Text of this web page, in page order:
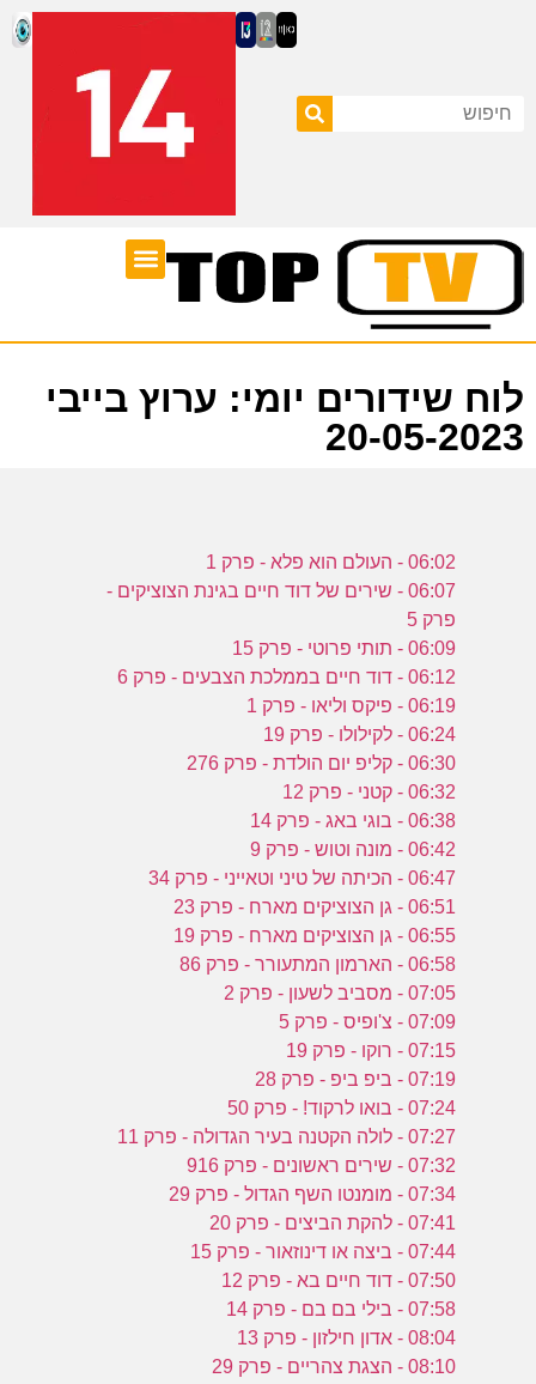
לוח שידורים יומי: ערוץ בייבי
20-05-2023
06:02 - העולם הוא פלא - פרק 1
06:07 - שירים של דוד חיים בגינת הצוציקים -
פרק 5
06:09 - תותי פרוטי - פרק 15
06:12 - דוד חיים בממלכת הצבעים - פרק 6
06:19 - פיקס וליאו - פרק 1
06:24 - לקילולו - פרק 19
06:30 - קליפ יום הולדת - פרק 276
06:32 - קטני - פרק 12
06:38 - בוגי באג - פרק 14
06:42 - מונה וטוש - פרק 9
06:47 - הכיתה של טיני וטאייני - פרק 34
06:51 - גן הצוציקים מארח - פרק 23
06:55 - גן הצוציקים מארח - פרק 19
06:58 - הארמון המתעורר - פרק 86
07:05 - מסביב לשעון - פרק 2
07:09 - צ'ופיס - פרק 5
07:15 - רוקו - פרק 19
07:19 - ביפ ביפ - פרק 28
07:24 - בואו לרקוד! - פרק 50
07:27 - לולה הקטנה בעיר הגדולה - פרק 11
07:32 - שירים ראשונים - פרק 916
07:34 - מומנטו השף הגדול - פרק 29
07:41 - להקת הביצים - פרק 20
07:44 - ביצה או דינוזאור - פרק 15
07:50 - דוד חיים בא - פרק 12
07:58 - בילי בם בם - פרק 14
08:04 - אדון חילזון - פרק 13
08:10 - הצגת צהריים - פרק 29